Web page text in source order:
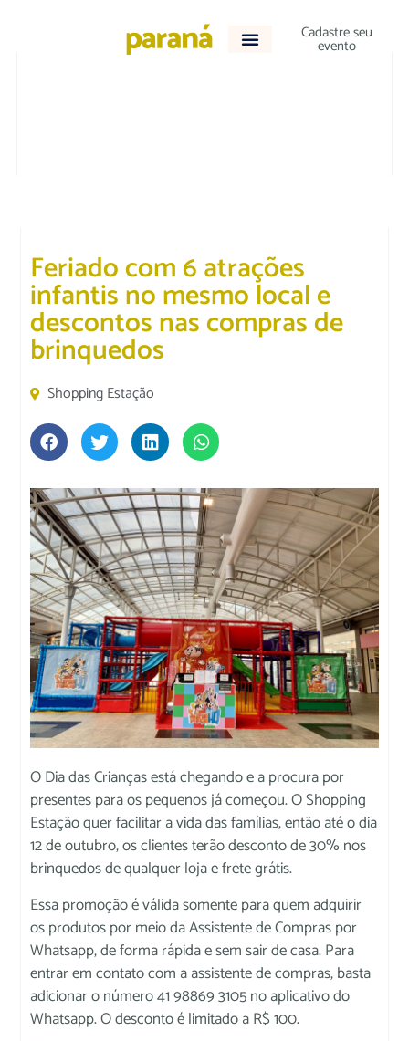
Cadastre seu
evento
Feriado com 6 atrações
infantis no mesmo local e
descontos nas compras de
brinquedos
Shopping Estação
O Dia das Crianças está chegando e a procura por
presentes para os pequenos já começou. O Shopping
Estação quer facilitar a vida das famílias, então até o dia
12 de outubro, os clientes terão desconto de 30% nos
brinquedos de qualquer loja e frete grátis.
Essa promoção é válida somente para quem adquirir
os produtos por meio da Assistente de Compras por
Whatsapp, de forma rápida e sem sair de casa. Para
entrar em contato com a assistente de compras, basta
adicionar o número 41 98869 3105 no aplicativo do
Whatsapp. O desconto é limitado a R$ 100.